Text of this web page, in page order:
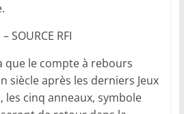
SOURCE RFI
que le compte à rebours
siècle après les derniers Jeux
les cinq anneaux, symbole